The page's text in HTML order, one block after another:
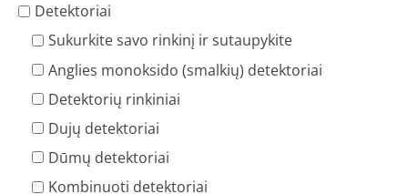
Detektoriai
Sukurkite savo rinkinį ir sutaupykite
Anglies monoksido (smalkių) detektoriai
Detektorių rinkiniai
Dujų detektoriai
Dūmų detektoriai
Kombinuoti detektoriai